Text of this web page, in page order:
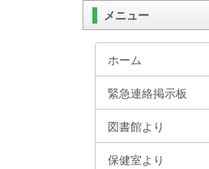
メニュー
ホーム
緊急連絡掲示板
図書館より
保健室より